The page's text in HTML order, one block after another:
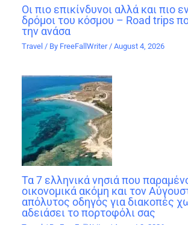
Οι πιο επικίνδυνοι αλλά και πιο
δρόμοι του κόσμου – Road trips
την ανάσα
Travel / By FreeFallWriter /August 4, 2026
Τα 7 ελληνικά νησιά που
οικονομικά ακόμη και τον
απόλυτος οδηγός για διακοπές
αδειάσει το πορτοφόλι σας